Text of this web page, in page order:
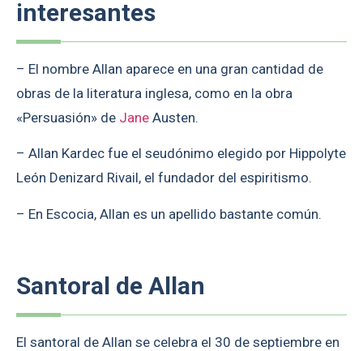
interesantes
– El nombre Allan aparece en una gran cantidad de
obras de la literatura inglesa, como en la obra
«Persuasión» de Jane Austen.
– Allan Kardec fue el seudónimo elegido por Hippolyte
León Denizard Rivail, el fundador del espiritismo.
– En Escocia, Allan es un apellido bastante común.
Santoral de Allan
El santoral de Allan se celebra el 30 de septiembre en